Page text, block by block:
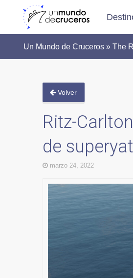
Un Mundo de Cruceros » The
Volver
Ritz-
de
marzo 24, 2022